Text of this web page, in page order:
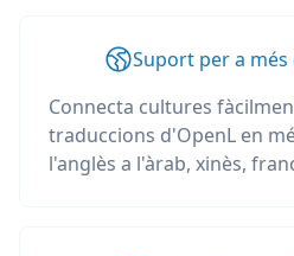
Suport per a més
Connecta cultures
traduccions d'OpenL en
l'anglès a l'àrab, xinès,